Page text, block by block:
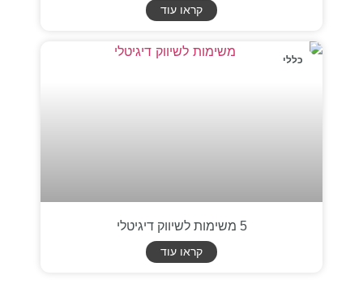
קראו עוד
כללי
5 משימות לשיווק דיגיטלי
קראו עוד